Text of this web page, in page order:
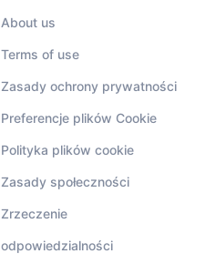
About us
Terms of use
Zasady ochrony prywatności
Preferencje plików Cookie
Polityka plików cookie
Zasady społeczności
Zrzeczenie
odpowiedzialności